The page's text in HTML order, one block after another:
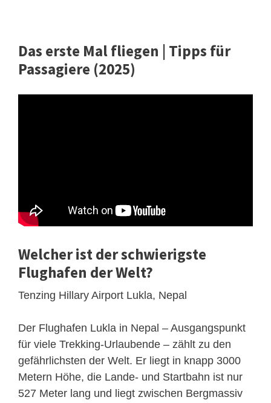
Das erste Mal fliegen | Tipps für
Passagiere (2025)
Welcher ist der schwierigste
Flughafen der Welt?
Tenzing Hillary Airport Lukla, Nepal
Der Flughafen Lukla in Nepal – Ausgangspunkt
für viele Trekking-Urlaubende – zählt zu den
gefährlichsten der Welt. Er liegt in knapp 3000
Metern Höhe, die Lande- und Startbahn ist nur
527 Meter lang und liegt zwischen Bergmassiv